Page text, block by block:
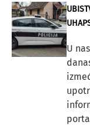
U